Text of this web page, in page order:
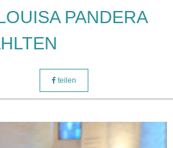
PANDERA
teilen